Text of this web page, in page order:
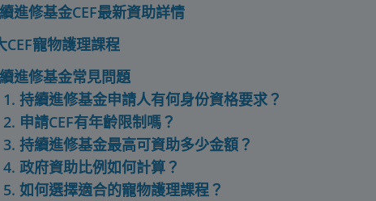
進修基金CEF最新資助詳情
CEF寵物護理課程
進修基金常見問題
1. 持續進修基金申請人有何身份資格要求？
2. 申請CEF有年齡限制嗎？
3. 持續進修基金最高可資助多少金額？
4. 政府資助比例如何計算？
5. 如何選擇適合的寵物護理課程？